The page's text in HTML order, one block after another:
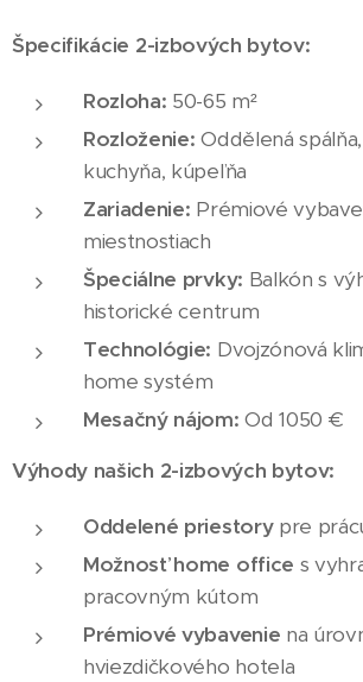
Špecifikácie 2-izbových bytov:
Rozloha: 50-65 m²
Rozloženie: Oddělená
kuchyňa, kúpeľňa
Zariadenie: Prémiové
miestnostiach
Špeciálne prvky: Balkón s
historické centrum
Technológie: Dvojzónová
home systém
Mesačný nájom: Od 1050 €
Výhody našich 2-izbových bytov:
Oddelené priestorypre
Možnosť home office s
pracovným kútom
Prémiové vybavenie na
hviezdičkového hotela